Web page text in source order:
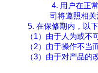
4. 用户在正
司将遵照相
5. 在保修期内，以
（1）由于人为或不
（2）由于操作不当
（3）由于对产品的